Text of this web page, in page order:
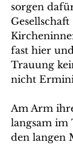
sorgen
fast hier
Trauung
nicht
Am Arm
langsam im
den langen